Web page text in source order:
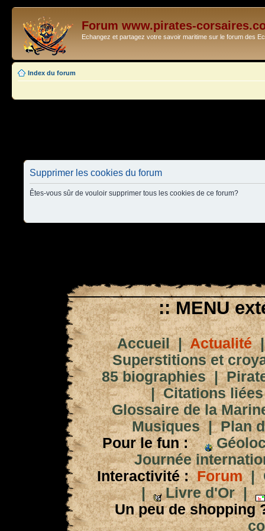
Forum www.pirates-
Echangez et partagez votre savoir maritime sur le forum des
Index du forum
Supprimer les cookies du forum
Êtes-vous sûr de vouloir supprimer tous les cookies de ce forum?
:: MENU
Accueil|Actualité
Superstitions et
85 biographies|
|Citations
Glossaire de la
Musiques|Plan
Pour le fun :
Journée
Interactivité : Forum|
|
Livre d'Or|
Un peu de shopping